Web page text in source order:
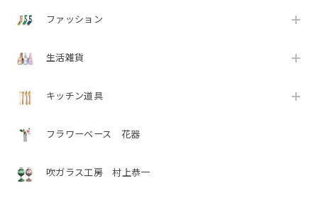
ファッション
生活雑貨
キッチン道具
フラワーベース 花器
吹ガラス工房 村上恭一